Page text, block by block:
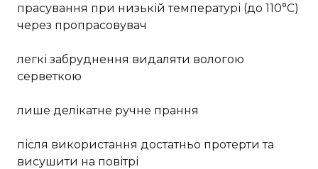
прасування при низькій температурі (до 110°C)
через пропрасовувач
легкі забруднення видаляти вологою
серветкою
лише делікатне ручне прання
після використання достатньо протерти та
висушити на повітрі